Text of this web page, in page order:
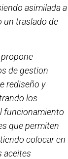
asimilada a
un traslado de
de gestion
rediseño y
los
funcionamiento
que permiten
colocar en
aceites